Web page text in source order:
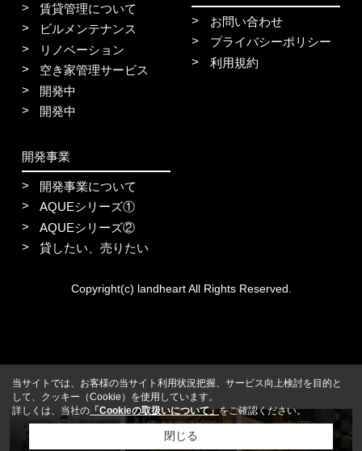
賃貸管理について
ビルメンテナンス
リノベーション
空き家管理サービス
開発中
開発中
開発事業
開発事業について
AQUEシリーズ①
AQUEシリーズ②
貸したい、売りたい
お問い合わせ
プライバシーポリシー
利用規約
Copyright(c) landheart All Rights Reserved.
住居 店舗事務所 売買
当サイトでは、お客様の当サイト利用状況把握、サービス向上検討を目的と
して、クッキー（Cookie）を使用しています。
詳しくは、当社の 「Cookieの取扱いについて」をご確認ください。
閉じる